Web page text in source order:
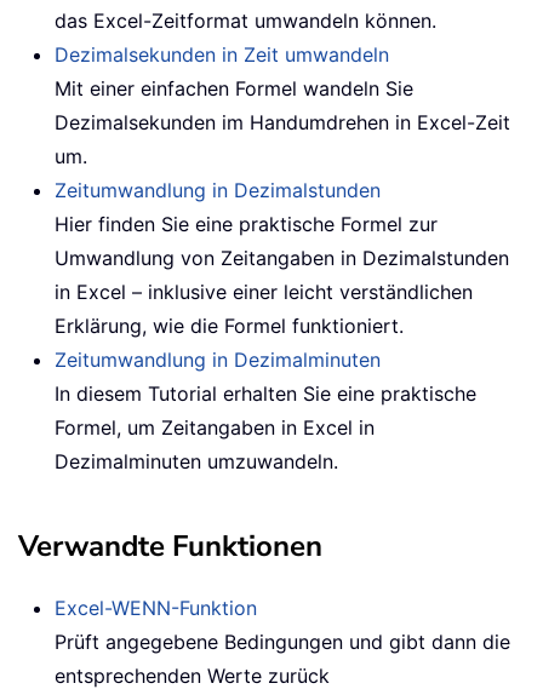
das Excel-Zeitformat umwandeln können.
Dezimalsekunden in Zeit umwandeln
Mit einer einfachen Formel wandeln Sie
Dezimalsekunden im Handumdrehen in Excel-Zeit
um.
Zeitumwandlung in Dezimalstunden
Hier finden Sie eine praktische Formel zur
Umwandlung von Zeitangaben in Dezimalstunden
in Excel – inklusive einer leicht verständlichen
Erklärung, wie die Formel funktioniert.
Zeitumwandlung in Dezimalminuten
In diesem Tutorial erhalten Sie eine praktische
Formel, um Zeitangaben in Excel in
Dezimalminuten umzuwandeln.
Verwandte Funktionen
Excel-WENN-Funktion
Prüft angegebene Bedingungen und gibt dann die
entsprechenden Werte zurück